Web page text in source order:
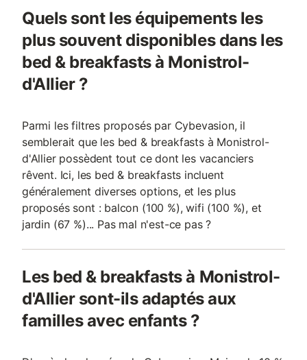
Quels sont les équipements les
plus souvent disponibles dans les
bed & breakfasts à Monistrol-
d'Allier ?
Parmi les filtres proposés par Cybevasion, il
semblerait que les bed & breakfasts à Monistrol-
d'Allier possèdent tout ce dont les vacanciers
rêvent. Ici, les bed & breakfasts incluent
généralement diverses options, et les plus
proposés sont : balcon (100 %), wifi (100 %), et
jardin (67 %)... Pas mal n'est-ce pas ?
Les bed & breakfasts à Monistrol-
d'Allier sont-ils adaptés aux
familles avec enfants ?